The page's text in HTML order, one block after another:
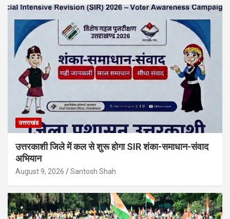
उत्तराखंड
उत्तरकाशी जिले में कल से शुरू होगा SIR शंका-समाधान-संवाद
अभियान
August 9, 2026 Santosh Shah